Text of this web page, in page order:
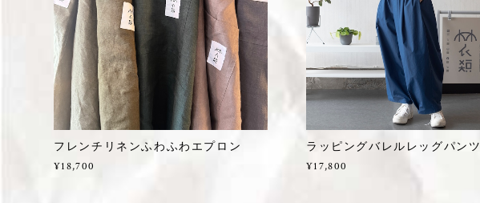
フレンチリネンふわふわエプロン
¥18,700
ラッピングバレルレッグパンツ
¥17,800